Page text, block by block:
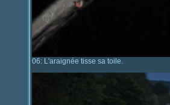
06: L'araignée tisse sa toile.